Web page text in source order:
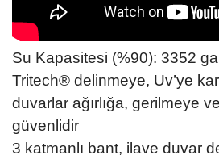
Su Kapasitesi (%90): 3352
Tritech® delinmeye, Uv’ye
duvarlar ağırlığa, gerilmeye
güvenlidir
3 katmanlı bant, ilave duvar